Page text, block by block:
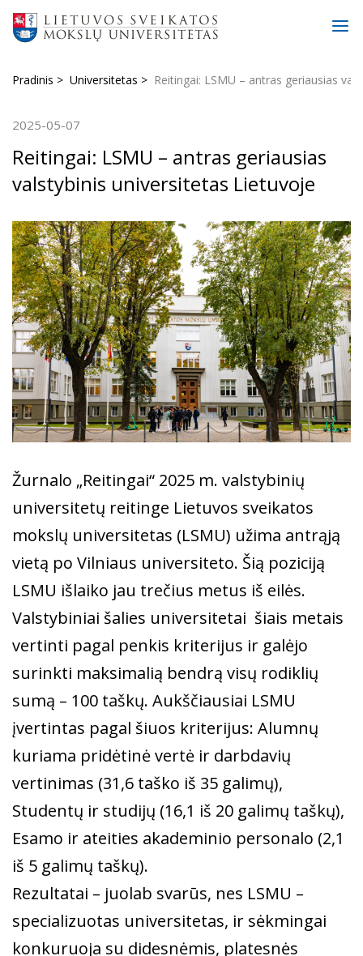
Pradinis Universitetas Reitingai: LSMU – antras geriausias
2025-05-07
Reitingai: LSMU – antras geriausias
valstybinis universitetas Lietuvoje
Žurnalo „Reitingai“ 2025 m. valstybinių
universitetų reitinge Lietuvos sveikatos
mokslų universitetas (LSMU) užima antrąją
vietą po Vilniaus universiteto. Šią poziciją
LSMU išlaiko jau trečius metus iš eilės.
Valstybiniai šalies universitetai šiais metais
vertinti pagal penkis kriterijus ir galėjo
surinkti maksimalią bendrą visų rodiklių
sumą – 100 taškų. Aukščiausiai LSMU
įvertintas pagal šiuos kriterijus: Alumnų
kuriama pridėtinė vertė ir darbdavių
vertinimas (31,6 taško iš 35 galimų),
Studentų ir studijų (16,1 iš 20 galimų taškų),
Esamo ir ateities akademinio personalo (2,1
iš 5 galimų taškų).
Rezultatai – juolab svarūs, nes LSMU –
specializuotas universitetas, ir sėkmingai
konkuruoja su didesnėmis, platesnės